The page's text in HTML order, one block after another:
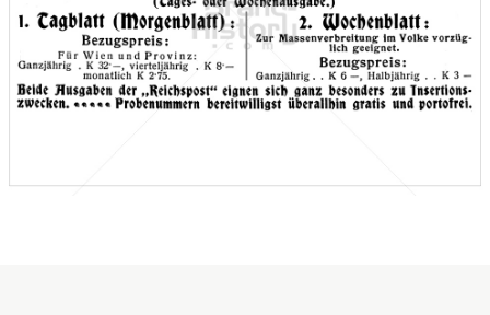
Reichspost 1908